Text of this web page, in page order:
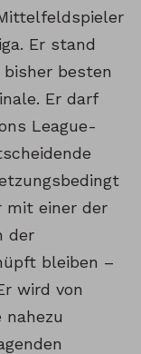
Er stand
besten
Er darf
League-
mit einer der
der
bleiben –
wird von